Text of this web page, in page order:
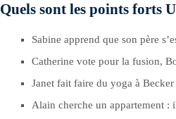
Quels sont les points forts
Sabine apprend que son père
Catherine vote pour la fusion,
Janet fait faire du yoga à Becker
Alain cherche un appartement :